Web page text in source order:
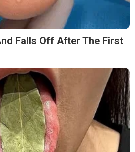
Falls Off After The First